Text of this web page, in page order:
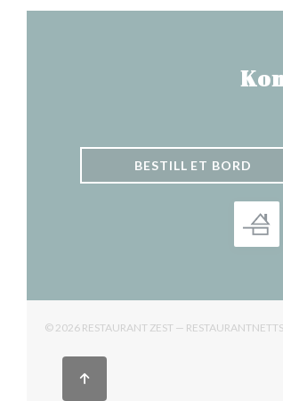
BESTILL ET BORD
© 2026 RESTAURANT ZEST —